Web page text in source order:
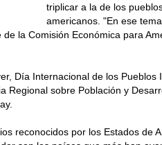
triplicar a la de los
americanos. "En ese
la Comisión Económica para
Día Internacional de los Pueblos
Regional sobre Población y
reconocidos por los Estados de